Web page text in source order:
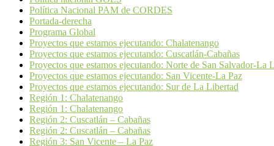
Política Nacional PAM de CORDES
Portada-derecha
Programa Global
Proyectos que estamos ejecutando: Chalatenango
Proyectos que estamos ejecutando: Cuscatlán-Cabañas
Proyectos que estamos ejecutando: Norte de San Salvador-La
Proyectos que estamos ejecutando: San Vicente-La Paz
Proyectos que estamos ejecutando: Sur de La Libertad
Región 1: Chalatenango
Región 1: Chalatenango
Región 2: Cuscatlán – Cabañas
Región 2: Cuscatlán – Cabañas
Región 3: San Vicente – La Paz